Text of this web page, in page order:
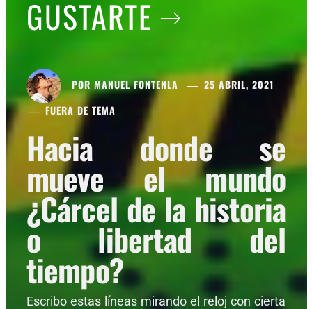
GUSTARTE
PORMANUEL FONTENLA
25 ABRIL, 2021
FUERA DE TEMA
Hacia donde se
mueve el mundo
¿Cárcel de la historia
o libertad del
tiempo?
Escribo estas líneas mirando el reloj con cierta